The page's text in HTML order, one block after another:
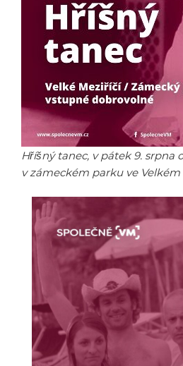
Hříšný tanec, v pátek 9. srpna
v zámeckém parku ve Velkém